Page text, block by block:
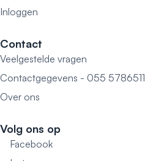
Inloggen
Contact
Veelgestelde vragen
Contactgegevens - 055 5786511
Over ons
Volg ons op
Facebook